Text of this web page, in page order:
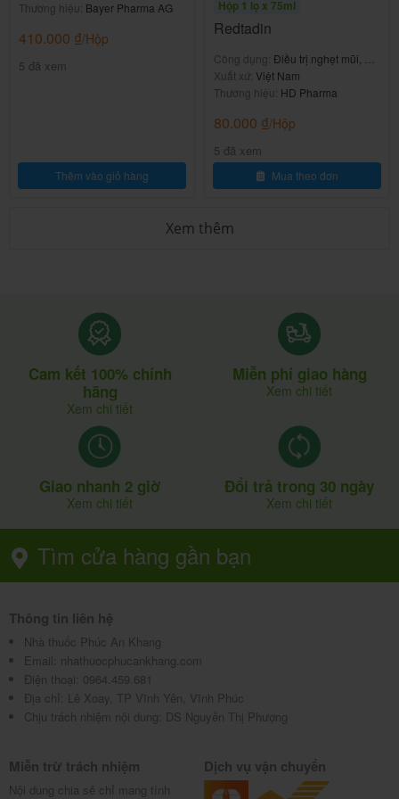
-Chưa ghi nhận báo cáo nào trường hợp quá liều.
-Báo cho bác sĩ nếu có bất thường xẩy ra.
Tránh dùng đồng thời các thuốc và
thức ăn khi đang sử dụng thuốc
Cerevit Fort
-Ăn uống đầy đủ chất dinh dưỡng, rau xanh, quả, ngũ
cốc nguyên hạt, thịt, cá,…
-Luyện tập thể dục thường xuyên: đi bộ, bơi lội,…
-Uống nhiều nước, ngủ đủ mỗi ngày.
-Không hút thuốc lá, rượu, bia, chất kích thích.
Hạn dùng và bảo quản thuốc Cerevit
Fort như thế nào?
-Hạn dùng 36 tháng kể từ ngày sản xuất.
-Bảo quản nhiệt độ dưới 30
ẩm.
-Để xa tầm tay trẻ em.
Mua thuốc Cerevit Fort ở đâu, giá
bao nhiêu?
Thương hiệu: Bayer Pharma AG
410.000 ₫/Hộp
5 đã xem
Thêm vào giỏ hàng
Hộp 1 lọ x 75ml
Redtadin
Công dụng: Điều trị nghẹt mũi, nổi
mề đay
Xuất xứ: Việt Nam
Thương hiệu: HD Pharma
80.000 ₫/Hộp
5 đã xem
Mua theo đơn
Xem thêm
Cam kết 100% chính
hãng
Xem chi tiết
Miễn phí giao hàng
Xem chi tiết
Giao nhanh 2 giờ
Xem chi tiết
Đổi trả trong 30 ngày
Xem chi tiết
Tìm cửa hàng gần bạn
Thông tin liên hệ
Nhà thuốc Phúc An Khang
Email: nhathuocphucankhang.com
Điện thoại: 0964.459.681
Địa chỉ: Lê Xoay, TP Vĩnh Yên, Vĩnh Phúc
Chịu trách nhiệm nội dung: DS Nguyễn Thị Phượng
Miễn trừ trách nhiệm
Nội dung chia sẻ chỉ mang tính
Dịch vụ vận chuyển